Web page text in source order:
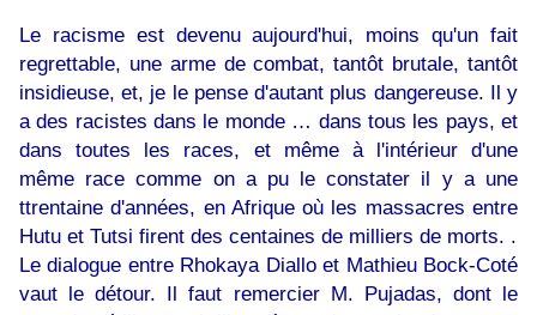
Le racisme est devenu aujourd'hui, moins qu'un fait
regrettable, une arme de combat, tantôt brutale, tantôt
insidieuse, et, je le pense d'autant plus dangereuse. Il y
a des racistes dans le monde … dans tous les pays, et
dans toutes les races, et même à l'intérieur d'une
même race comme on a pu le constater il y a une
ttrentaine d'années, en Afrique où les massacres entre
Hutu et Tutsi firent des centaines de milliers de morts. .
Le dialogue entre Rhokaya Diallo et Mathieu Bock-Coté
vaut le détour. Il faut remercier M. Pujadas, dont le